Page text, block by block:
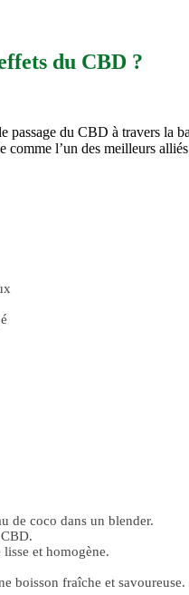
du CBD ?
passage du CBD à travers
comme l’un des meilleurs
de coco dans un blender.
et homogène.
boisson fraîche et savoureuse.